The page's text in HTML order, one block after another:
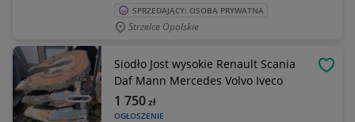
SPRZEDAJĄCY: OSOBA PRYWATNA
Strzelce Opolskie
Siodło Jost wysokie Renault Scania
Daf Mann Mercedes Volvo Iveco
OGŁOSZENIE
1 750zł